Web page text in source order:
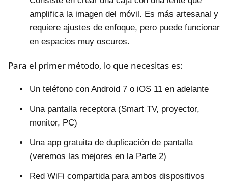
amplifica la imagen del móvil. Es más artesanal y
requiere ajustes de enfoque, pero puede funcionar
en espacios muy oscuros.
Para el primer método, lo que necesitas es:
Un teléfono con Android 7 o iOS 11 en adelante
Una pantalla receptora (Smart TV, proyector,
monitor, PC)
Una app gratuita de duplicación de pantalla
(veremos las mejores en la Parte 2)
Red WiFi compartida para ambos dispositivos